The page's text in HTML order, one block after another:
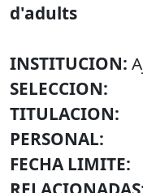
d'adults
INSTITUCION:
SELECCION:
TITULACION:
PERSONAL:
FECHA LIMITE: